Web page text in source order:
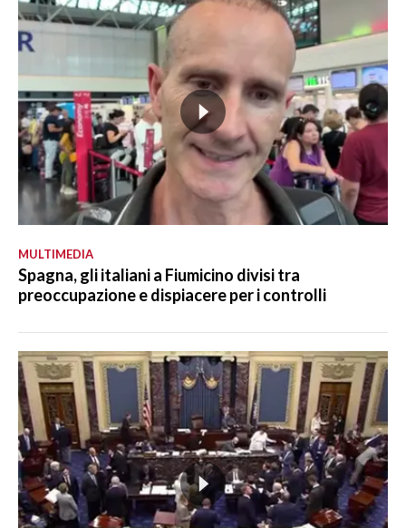
MULTIMEDIA
Spagna, gli italiani a Fiumicino divisi tra
preoccupazione e dispiacere per i controlli